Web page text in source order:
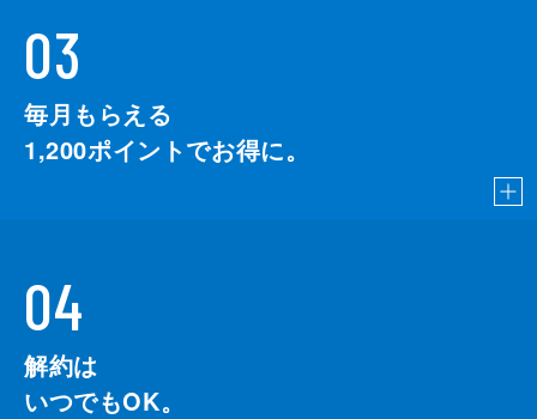
03
毎月もらえる
1,200ポイントでお得に。
04
解約は
いつでもOK。